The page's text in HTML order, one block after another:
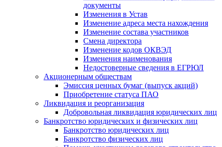
документы
Изменения в Устав
Изменение адреса места нахождения
Изменение состава участников
Смена директора
Изменение кодов ОКВЭД
Изменения наименования
Недостоверные сведения в ЕГРЮЛ
Акционерным обществам
Эмиссия ценных бумаг (выпуск акций)
Приобретение статуса ПАО
Ликвидация и реорганизация
Добровольная ликвидация юридических лиц
Банкротство юридических и физических лиц
Банкротство юридических лиц
Банкротство физических лиц